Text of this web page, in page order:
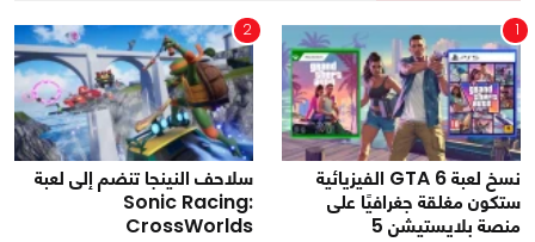
1
نسخ لعبة GTA 6 الفيزيائية
ستكون مغلقة جغرافيًا على
منصة بلايستيشن 5
2
سلاحف النينجا تنضم إلى لعبة
Sonic Racing:
CrossWorlds